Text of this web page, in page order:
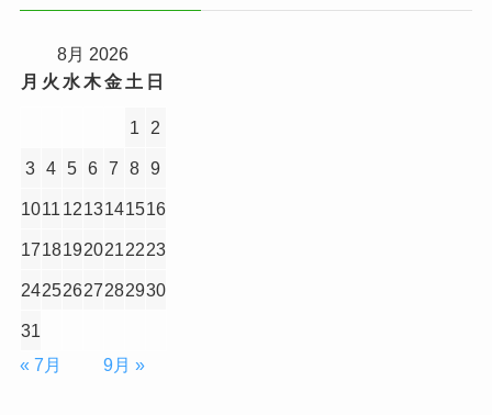
8月 2026
月 火 水木金 土 日
1 2
3 4 5 6 7 8 9
1011 1213141516
17181920212223
24252627282930
31
« 7月
9月 »